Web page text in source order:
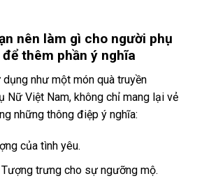
nên làm gì cho người phụ
thêm phần ý nghĩa
như một món quà truyền
ụ Nữ Việt Nam, không chỉ mang lại vẻ
những thông điệp ý nghĩa:
của tình yêu.
trưng cho sự ngưỡng mộ.